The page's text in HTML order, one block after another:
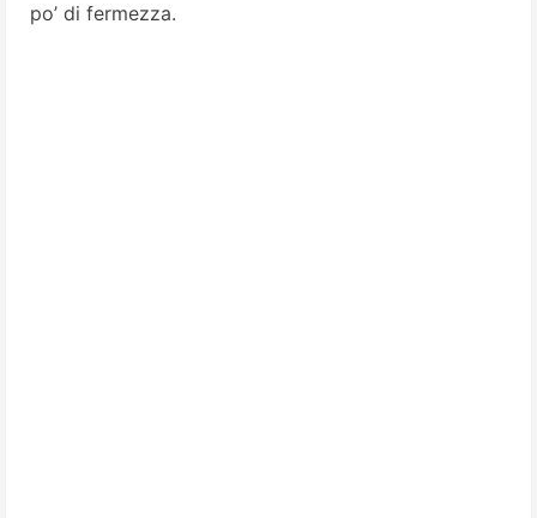
po’ di fermezza.